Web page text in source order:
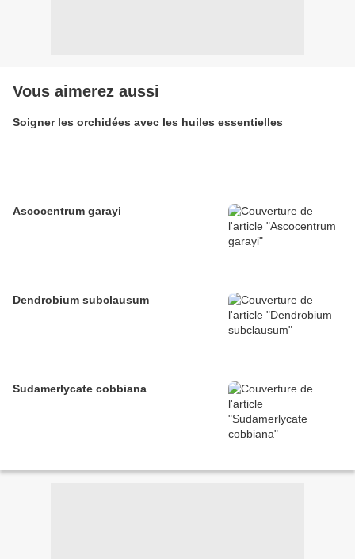
Vous aimerez aussi
Soigner les orchidées avec les huiles essentielles
Ascocentrum garayi
Dendrobium subclausum
Sudamerlycate cobbiana